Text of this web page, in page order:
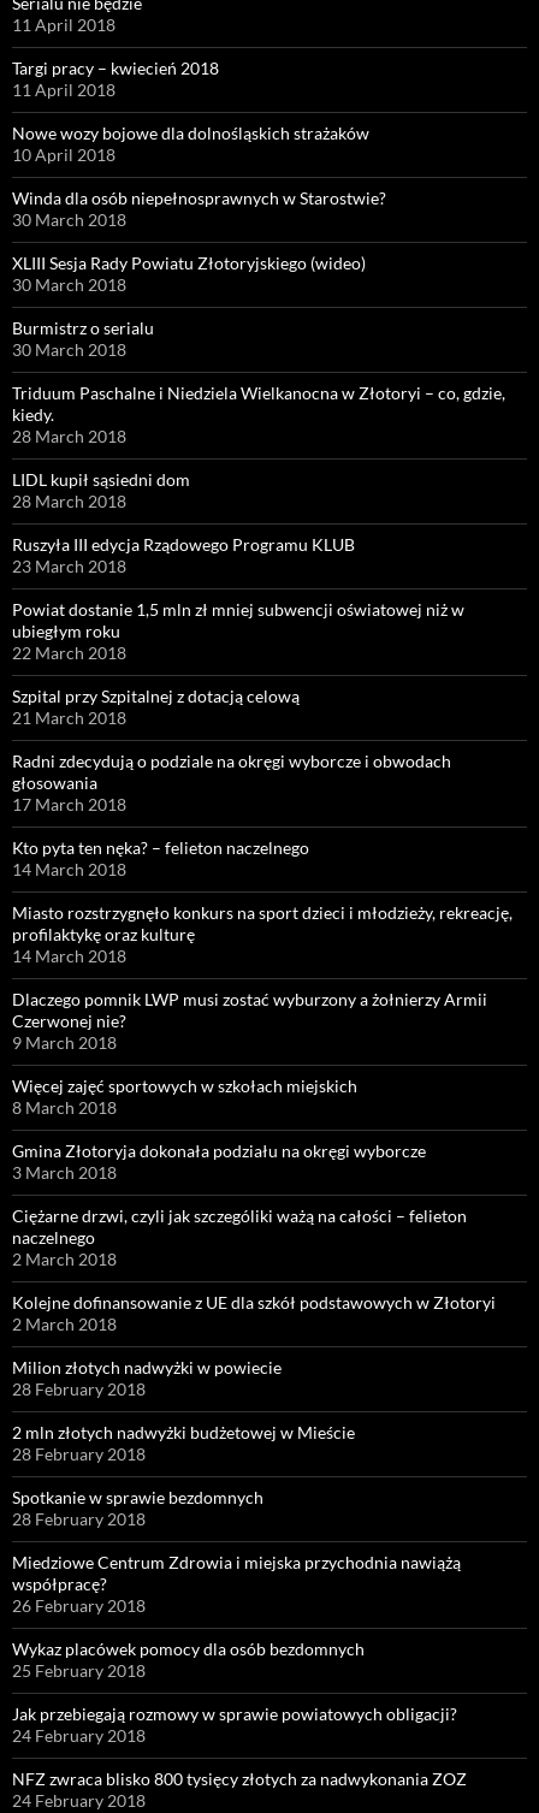
11 April 2018
Targi pracy – kwiecień 2018
11 April 2018
Nowe wozy bojowe dla dolnośląskich strażaków
10 April 2018
Winda dla osób niepełnosprawnych w Starostwie?
30 March 2018
XLIII Sesja Rady Powiatu Złotoryjskiego (wideo)
30 March 2018
Burmistrz o serialu
30 March 2018
Triduum Paschalne i Niedziela Wielkanocna w Złotoryi – co, gdzie,
kiedy.
28 March 2018
LIDL kupił sąsiedni dom
28 March 2018
Ruszyła III edycja Rządowego Programu KLUB
23 March 2018
Powiat dostanie 1,5 mln zł mniej subwencji oświatowej niż w
ubiegłym roku
22 March 2018
Szpital przy Szpitalnej z dotacją celową
21 March 2018
Radni zdecydują o podziale na okręgi wyborcze i obwodach
głosowania
17 March 2018
Kto pyta ten nęka? – felieton naczelnego
14 March 2018
Miasto rozstrzygnęło konkurs na sport dzieci i młodzieży, rekreację,
profilaktykę oraz kulturę
14 March 2018
Dlaczego pomnik LWP musi zostać wyburzony a żołnierzy Armii
Czerwonej nie?
9 March 2018
Więcej zajęć sportowych w szkołach miejskich
8 March 2018
Gmina Złotoryja dokonała podziału na okręgi wyborcze
3 March 2018
Ciężarne drzwi, czyli jak szczególiki ważą na całości – felieton
naczelnego
2 March 2018
Kolejne dofinansowanie z UE dla szkół podstawowych w Złotoryi
2 March 2018
Milion złotych nadwyżki w powiecie
28 February 2018
2 mln złotych nadwyżki budżetowej w Mieście
28 February 2018
Spotkanie w sprawie bezdomnych
28 February 2018
Miedziowe Centrum Zdrowia i miejska przychodnia nawiążą
współpracę?
26 February 2018
Wykaz placówek pomocy dla osób bezdomnych
25 February 2018
Jak przebiegają rozmowy w sprawie powiatowych obligacji?
24 February 2018
NFZ zwraca blisko 800 tysięcy złotych za nadwykonania ZOZ
24 February 2018